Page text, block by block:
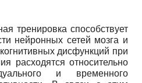
тренировка способствует
нейронных сетей мозга и
дисфункций при
расходятся относительно
и временного